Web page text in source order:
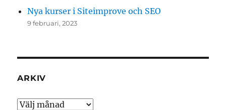
Nya kurser i Siteimprove och SEO
9 februari, 2023
ARKIV
Arkiv